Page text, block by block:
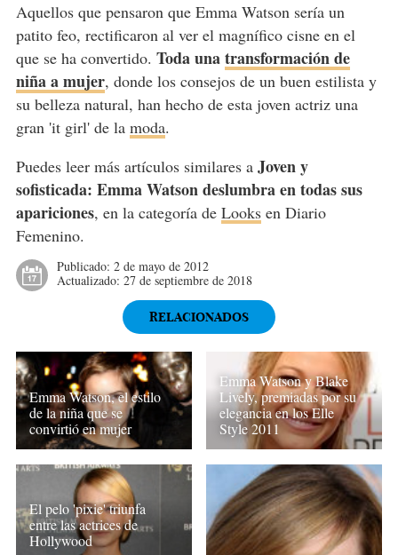
Aquellos que pensaron que Emma Watson sería un
patito feo, rectificaron al ver el magnífico cisne en el
que se ha convertido. Toda unatransformación de
niña a mujer, donde los consejos de un buen estilista y
su belleza natural, han hecho de esta joven actriz una
gran 'it girl' de la moda.
Puedes leer más artículos similares a Joven y
sofisticada: Emma Watson deslumbra en todas sus
apariciones, en la categoría de Looksen Diario
Femenino.
Publicado: 2 de mayo de 2012
Actualizado: 27 de septiembre de 2018
RELACIONADOS
Emma Watson, el estilo
de la niña que se
convirtió en mujer
Emma Watson y Blake
Lively, premiadas por su
elegancia en los Elle
Style 2011
El pelo 'pixie' triunfa
entre las actrices de
Hollywood